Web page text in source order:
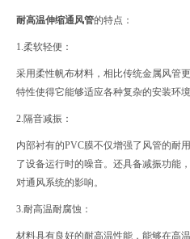
耐高温伸缩通风管的特点：
1.柔软轻便：
采用柔性帆布材料，相比传统金属风管
特性使得它能够适应各种复杂的安装环
2.隔音减振：
内部衬有的PVC膜不仅增强了风管的耐
了设备运行时的噪音。还具备减振功能
对通风系统的影响。
3.耐高温耐腐蚀：
材料具有良好的耐高温性能，能够在高